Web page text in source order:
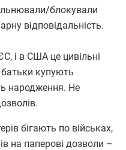
блокували
відповідальність.
і в США це цивільні
купують
народження. Не
бігають по військах,
на паперові дозволи –